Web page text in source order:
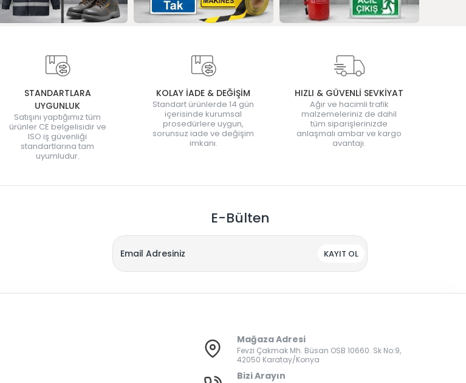
STANDARTLARA
UYGUNLUK
Satışını yaptığımız tüm
ürünler CE belgelisidir ve
ISO iş güvenliği
standartlarına tam
uyumludur.
KOLAY İADE & DEĞİŞİM
Standart ürünlerde 14 gün
içerisinde kurumsal
prosedürlere uygun,
sorunsuz iade ve değişim
imkanı.
HIZLI & GÜVENLİ SEVKİYAT
Ağır ve hacimli trafik
malzemeleriniz de dahil
tüm siparişlerinizde
anlaşmalı ambar ve kargo
avantajı.
E-Bülten
KAYIT OL
Mağaza Adresi
Fevzi Çakmak Mh. Büsan OSB 10660. Sk No:9,
42050 Karatay/Konya
Bizi Arayın